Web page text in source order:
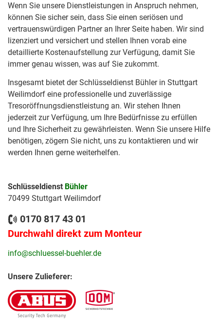
Wenn Sie unsere Dienstleistungen in Anspruch nehmen,
können Sie sicher sein, dass Sie einen seriösen und
vertrauenswürdigen Partner an Ihrer Seite haben. Wir sind
lizenziert und versichert und stellen Ihnen vorab eine
detaillierte Kostenaufstellung zur Verfügung, damit Sie
immer genau wissen, was auf Sie zukommt.
Insgesamt bietet der Schlüsseldienst Bühler in Stuttgart
Weilimdorf eine professionelle und zuverlässige
Tresoröffnungsdienstleistung an. Wir stehen Ihnen
jederzeit zur Verfügung, um Ihre Bedürfnisse zu erfüllen
und Ihre Sicherheit zu gewährleisten. Wenn Sie unsere Hilfe
benötigen, zögern Sie nicht, uns zu kontaktieren und wir
werden Ihnen gerne weiterhelfen.
Schlüsseldienst Bühler
70499 Stuttgart Weilimdorf
0170 817 43 01
Durchwahl direkt zum Monteur
info@schluessel-buehler.de
Unsere Zulieferer: